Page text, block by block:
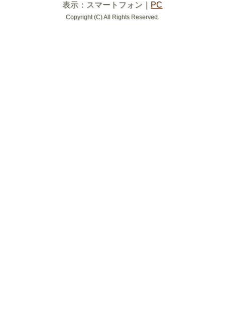
表示：スマートフォン｜ PC
Copyright (C) All Rights Reserved.